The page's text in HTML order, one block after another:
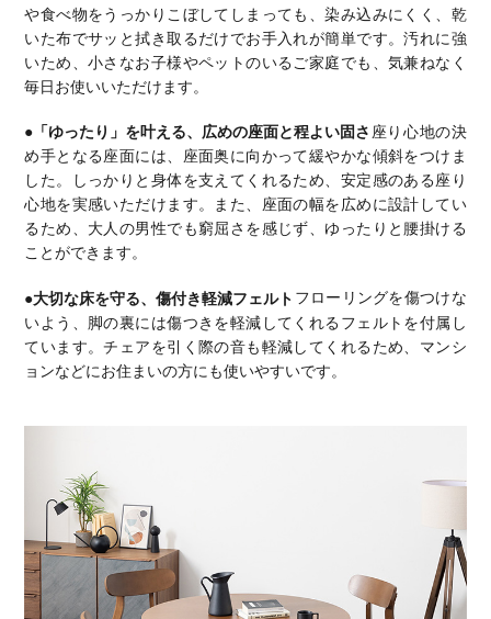
や食べ物をうっかりこぼしてしまっても、染み込みにくく、乾
いた布でサッと拭き取るだけでお手入れが簡単です。汚れに強
いため、小さなお子様やペットのいるご家庭でも、気兼ねなく
毎日お使いいただけます。
●「ゆったり」を叶える、広めの座面と程よい固さ 座り心地の決
め手となる座面には、座面奥に向かって緩やかな傾斜をつけま
した。しっかりと身体を支えてくれるため、安定感のある座り
心地を実感いただけます。また、座面の幅を広めに設計してい
るため、大人の男性でも窮屈さを感じず、ゆったりと腰掛ける
ことができます。
●大切な床を守る、傷付き軽減フェルト フローリングを傷つけな
いよう、脚の裏には傷つきを軽減してくれるフェルトを付属し
ています。チェアを引く際の音も軽減してくれるため、マンシ
ョンなどにお住まいの方にも使いやすいです。